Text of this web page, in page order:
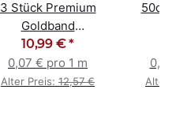
3 Stück Premium
Goldband
Abklebeband
Malerband 48mm x
50m
10,99 €*
0,07 € pro 1 m
Alter Preis: 12,57 €